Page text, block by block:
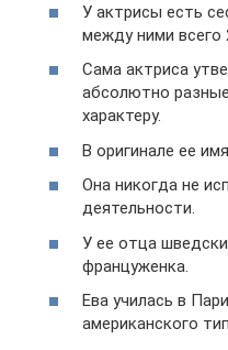
У актрисы есть
между ними всего
Сама актриса
абсолютно
характеру.
В оригинале ее
Она никогда не
деятельности.
У ее отца
француженка.
Ева училась в
американского